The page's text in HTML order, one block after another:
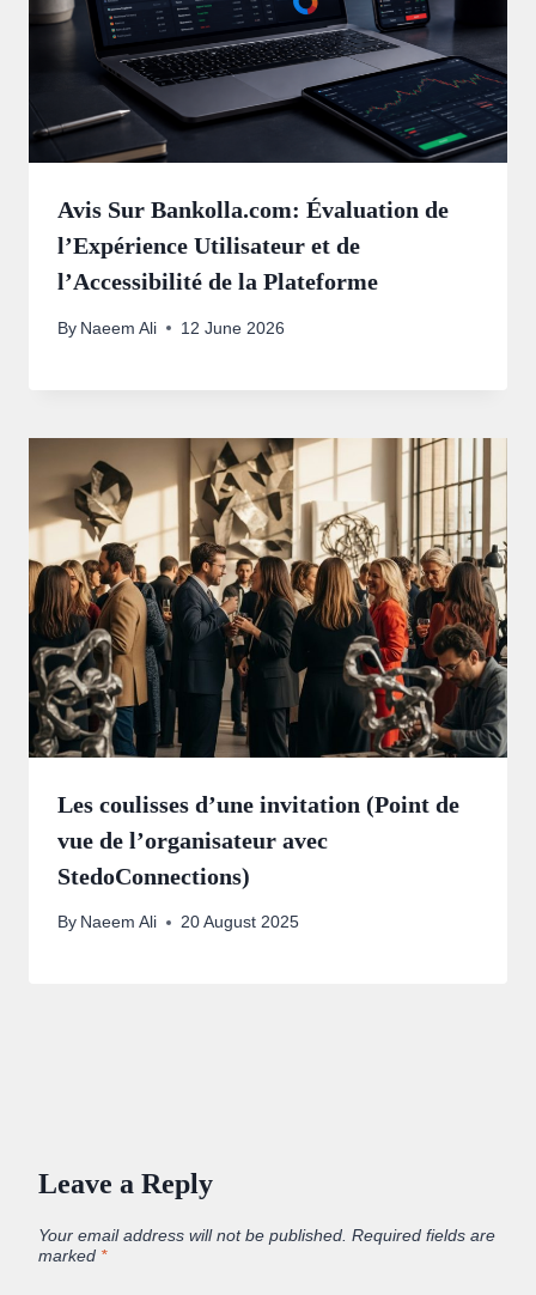
Avis Sur Bankolla.com: Évaluation de
l’Expérience Utilisateur et de
l’Accessibilité de la Plateforme
By Naeem Ali 12 June 2026
Les coulisses d’une invitation (Point de
vue de l’organisateur avec
StedoConnections)
By Naeem Ali 20 August 2025
Leave a Reply
Your email address will not be published. Required fields are
marked *